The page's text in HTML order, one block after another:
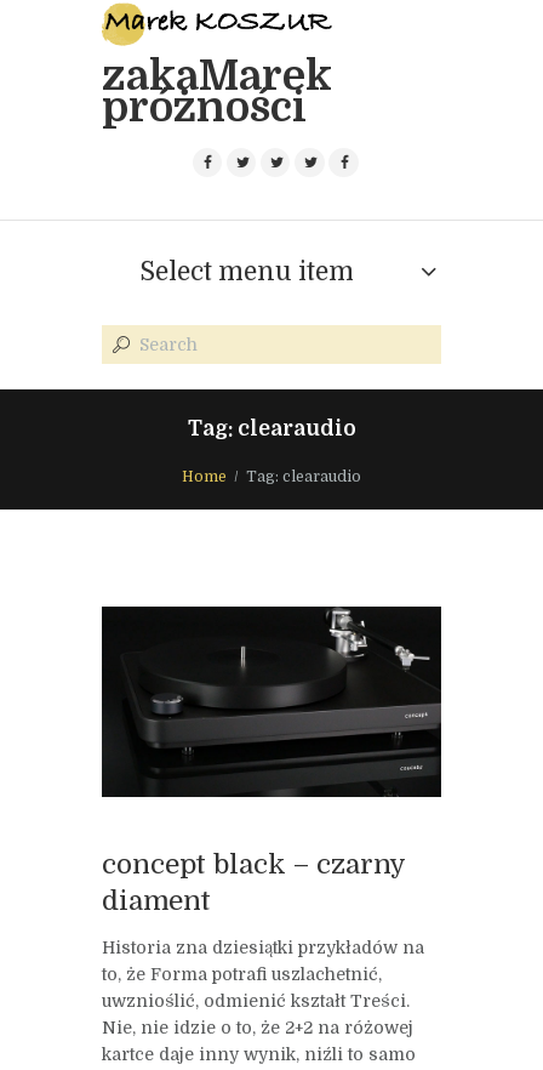
zakaMarek
próżności
Select menu item
Tag: clearaudio
Home Tag: clearaudio
concept black – czarny
diament
Historia zna dziesiątki przykładów na
to, że Forma potrafi uszlachetnić,
uwznioślić, odmienić kształt Treści.
Nie, nie idzie o to, że 2+2 na różowej
kartce daje inny wynik, niźli to samo